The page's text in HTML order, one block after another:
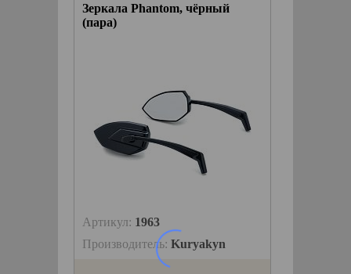
Зеркала Phantom, чёрный
(пара)
Артикул: 1963
Производитель: Kuryakyn